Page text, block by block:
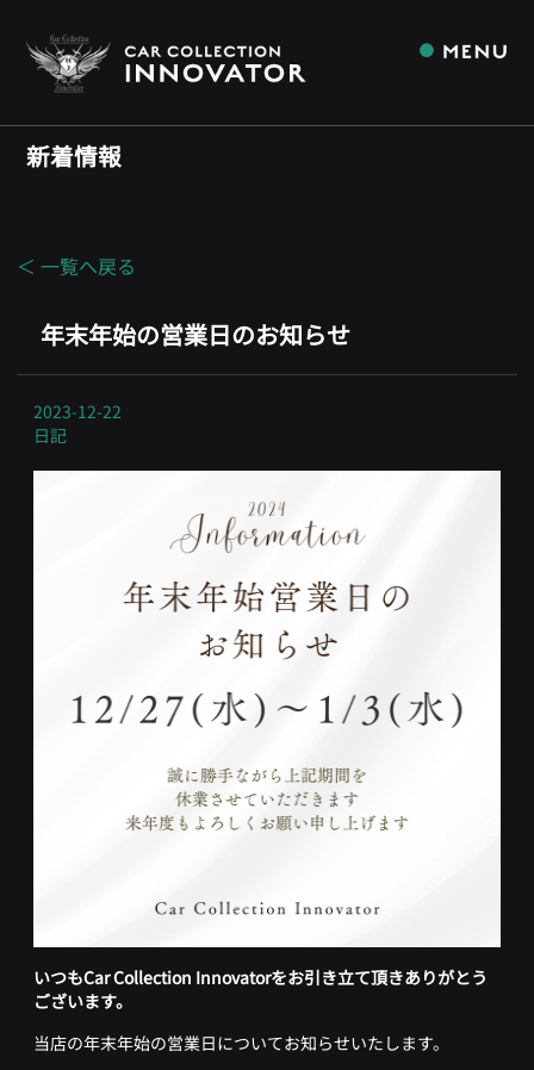
新着情報
＜ 一覧へ戻る
年末年始の営業日のお知らせ
2023-12-22
日記
いつもCar Collection Innovatorをお引き立て頂きありがとう
ございます。
当店の年末年始の営業日についてお知らせいたします。